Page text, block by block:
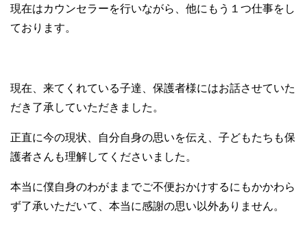
現在はカウンセラーを行いながら、他にもう１つ仕事をし
ております。
現在、来てくれている子達、保護者様にはお話させていた
だき了承していただきました。
正直に今の現状、自分自身の思いを伝え、子どもたちも保
護者さんも理解してくださいました。
本当に僕自身のわがままでご不便おかけするにもかかわら
ず了承いただいて、本当に感謝の思い以外ありません。